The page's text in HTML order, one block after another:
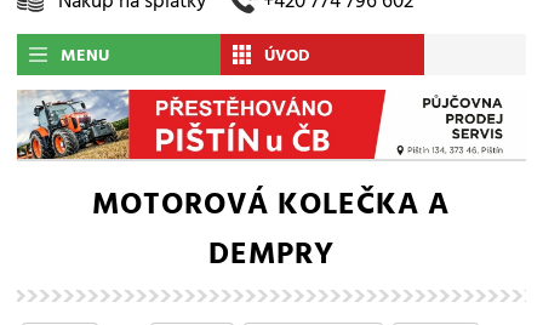
MENU ÚVOD
MOTOROVÁ KOLEČKA A
DEMPRY